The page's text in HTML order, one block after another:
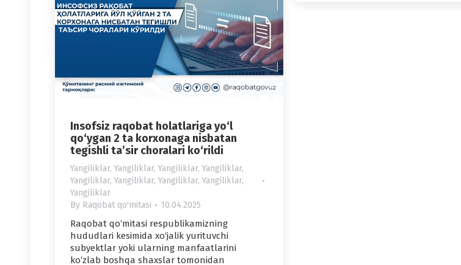
Insofsiz raqobat holatlariga yo‘l
qo‘ygan 2 ta korxonaga nisbatan
tegishli ta’sir choralari ko‘rildi
Yangiliklar, Yangiliklar, Yangiliklar, Yangiliklar,
Yangiliklar, Yangiliklar, Yangiliklar, Yangiliklar,
Yangiliklar
By Raqobat qo'mitasi 10.04.2025
Raqobat qo‘mitasi respublikamizning
hududlari kesimida xo‘jalik yurituvchi
subyektlar yoki ularning manfaatlarini
ko‘zlab boshqa shaxslar tomonidan